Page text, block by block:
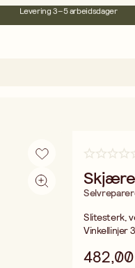
30 dagers åpent kjøp
Slitesterk,
Vinkellinjer